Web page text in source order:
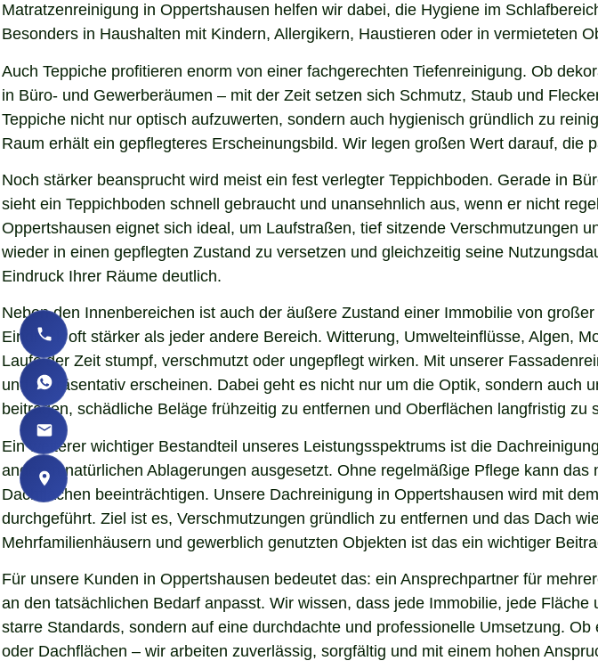
Matratzenreinigung in Oppertshausen helfen wir dabei, die Hygiene im
Besonders in Haushalten mit Kindern, Allergikern, Haustieren oder in vermieteten
Auch Teppiche profitieren enorm von einer fachgerechten Tiefenreinigung. Ob
in Büro- und Gewerberäumen – mit der Zeit setzen sich Schmutz, Staub und
Teppiche nicht nur optisch aufzuwerten, sondern auch hygienisch gründlich zu
Raum erhält ein gepflegteres Erscheinungsbild. Wir legen großen Wert darauf,
Noch stärker beansprucht wird meist ein fest verlegter Teppichboden. Gerade in
sieht ein Teppichboden schnell gebraucht und unansehnlich aus, wenn er nicht
Oppertshausen eignet sich ideal, um Laufstraßen, tief sitzende Verschmutzungen
wieder in einen gepflegten Zustand zu versetzen und gleichzeitig seine
Eindruck Ihrer Räume deutlich.
Neben den Innenbereichen ist auch der äußere Zustand einer Immobilie von
Eindruck oft stärker als jeder andere Bereich. Witterung, Umwelteinflüsse, Algen,
Laufe der Zeit stumpf, verschmutzt oder ungepflegt wirken. Mit unserer
und repräsentativ erscheinen. Dabei geht es nicht nur um die Optik, sondern
beitragen, schädliche Beläge frühzeitig zu entfernen und Oberflächen langfristig zu
Ein weiterer wichtiger Bestandteil unseres Leistungsspektrums ist die
anderen natürlichen Ablagerungen ausgesetzt. Ohne regelmäßige Pflege kann
Dachflächen beeinträchtigen. Unsere Dachreinigung in Oppertshausen wird mit
durchgeführt. Ziel ist es, Verschmutzungen gründlich zu entfernen und das Dach
Mehrfamilienhäusern und gewerblich genutzten Objekten ist das ein wichtiger
Für unsere Kunden in Oppertshausen bedeutet das: ein Ansprechpartner für
an den tatsächlichen Bedarf anpasst. Wir wissen, dass jede Immobilie, jede
starre Standards, sondern auf eine durchdachte und professionelle Umsetzung.
oder Dachflächen – wir arbeiten zuverlässig, sorgfältig und mit einem hohen